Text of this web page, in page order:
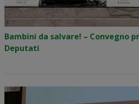
Bambini da salvare! – Convegno
Deputati